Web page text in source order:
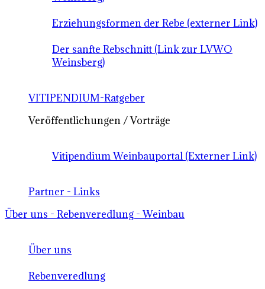
Erziehungsformen der Rebe (externer Link)
Der sanfte Rebschnitt (Link zur LVWO
Weinsberg)
VITIPENDIUM-Ratgeber
Veröffentlichungen / Vorträge
Vitipendium Weinbauportal (Externer Link)
Partner - Links
Über uns - Rebenveredlung - Weinbau
Über uns
Rebenveredlung